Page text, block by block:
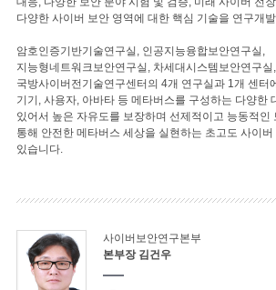
다양한 사이버 보안 영역에 대한 핵심 기술을 연구개
암호인증기반기술연구실, 인공지능융합보안연구실,
지능형네트워크보안연구실, 차세대시스템보안연구실,
국방사이버전기술연구센터의 4개 연구실과 1개 센터
기기, 사용자, 아바타 등 메타버스를 구성하는 다양한
있어서 높은 자유도를 보장하며 선제적이고 능동적인
통해 안전한 메타버스 세상을 실현하는 초고도 사이
있습니다.
사이버보안연구본부
본부장 김건우